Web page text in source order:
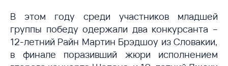
В этом году среди участников младшей
группы победу одержали два конкурсанта –
12-летний Райн Мартин Брэдшоу из Словакии,
в финале поразивший жюри исполнением